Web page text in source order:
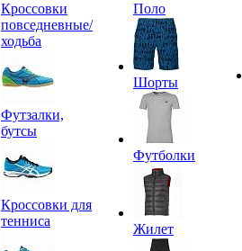
Кроссовки
повседневные/
ходьба
Футзалки,
бутсы
Кроссовки для
тенниса
Поло
Шорты
Футболки
Жилет